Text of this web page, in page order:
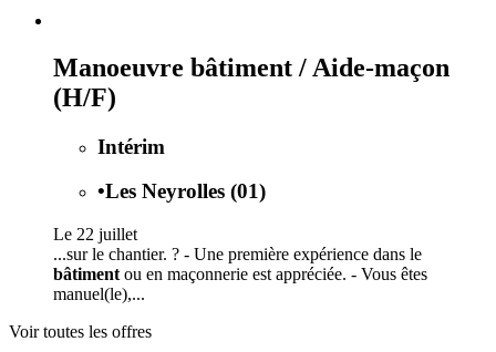
Manoeuvre bâtiment / Aide-maçon
(H/F)
Intérim
•Les Neyrolles (01)
Le 22 juillet
...sur le chantier. ? - Une première expérience dans le
bâtiment ou en maçonnerie est appréciée. - Vous êtes
manuel(le),...
Voir toutes les offres